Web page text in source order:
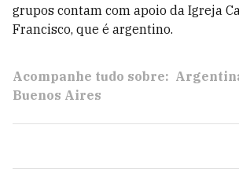
grupos contam com apoio da Igreja
Francisco, que é argentino.
Acompanhe tudo sobre:
Buenos Aires